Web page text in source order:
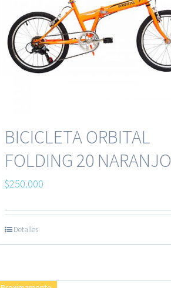
BICICLETA ORBITAL
FOLDING 20 NARANJO
$250.000
Detalles